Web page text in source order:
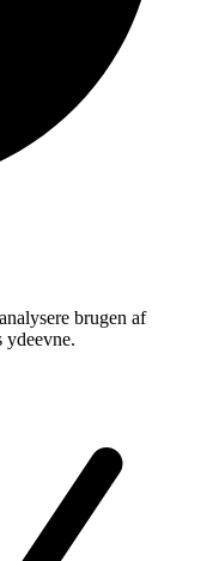
brugen af
ydeevne.